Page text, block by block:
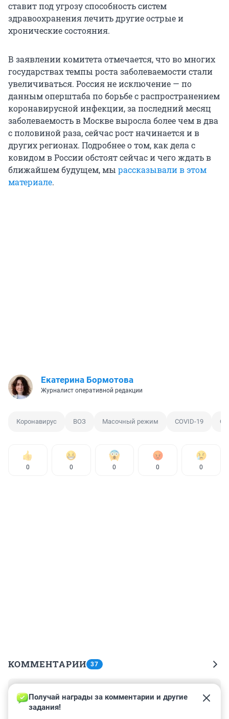
ставит под угрозу способность систем
здравоохранения лечить другие острые и
хронические состояния.
В заявлении комитета отмечается, что во многих
государствах темпы роста заболеваемости стали
увеличиваться. Россия не исключение — по
данным оперштаба по борьбе с распространением
коронавирусной инфекции, за последний месяц
заболеваемость в Москве выросла более чем в два
с половиной раза, сейчас рост начинается и в
других регионах. Подробнее о том, как дела с
ковидом в России обстоят сейчас и чего ждать в
ближайшем будущем, мы рассказывали в этом
материале.
Екатерина Бормотова
Журналист оперативной редакции
Коронавирус ВОЗ Масочный режим COVID-19
0 0 0 0 0
КОММЕНТАРИИ 37
14 июля 2022, 16:42
Да вообще ровно на ковид в России не до этого нам
Получай награды за комментарии и другие
задания!